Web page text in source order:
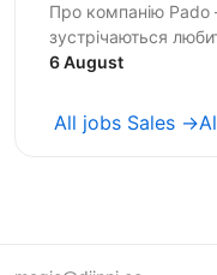
Про компанію
зустрічаються
з цією грою. Ми
6 August
All jobs Sales →